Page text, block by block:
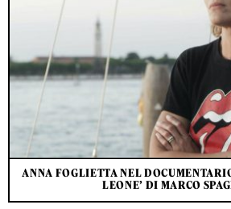
ANNA FOGLIETTA NEL
LEONE’ DI MARCO